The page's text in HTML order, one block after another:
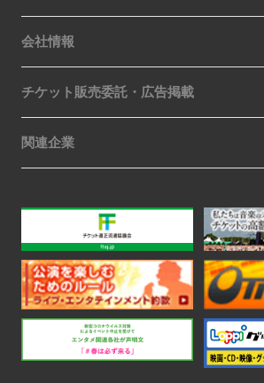
会社情報
チケット販売委託・広告掲載
関連企業